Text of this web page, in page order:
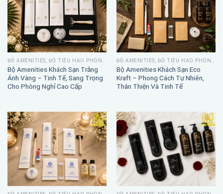
Bộ Amenities Khách Sạn Trắng
Ánh Vàng – Tinh Tế, Sang Trọng
Cho Phòng Nghỉ Cao Cấp
Bộ Amenities Khách Sạn Eco
Kraft – Phong Cách Tự Nhiên,
Thân Thiện Và Tinh Tế